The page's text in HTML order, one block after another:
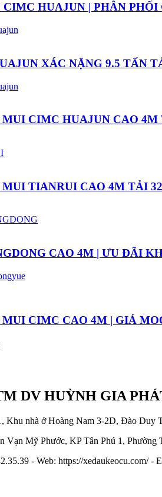
CIMC HUAJUN | PHÂN
XÁC NẶNG 9.5 TẤN
CIMC HUAJUN CAO 4M
TIANRUI CAO 4M TẢI
CAO 4M | ƯU ĐÃI
CIMC CAO 4M | GIÁ
DV HUỲNH GIA
Khu nhà ở Hoàng Nam 3-2D, Đào
Vạn Mỹ Phước, KP Tân Phú 1,
- Web: https://xedaukeocu.com/ -